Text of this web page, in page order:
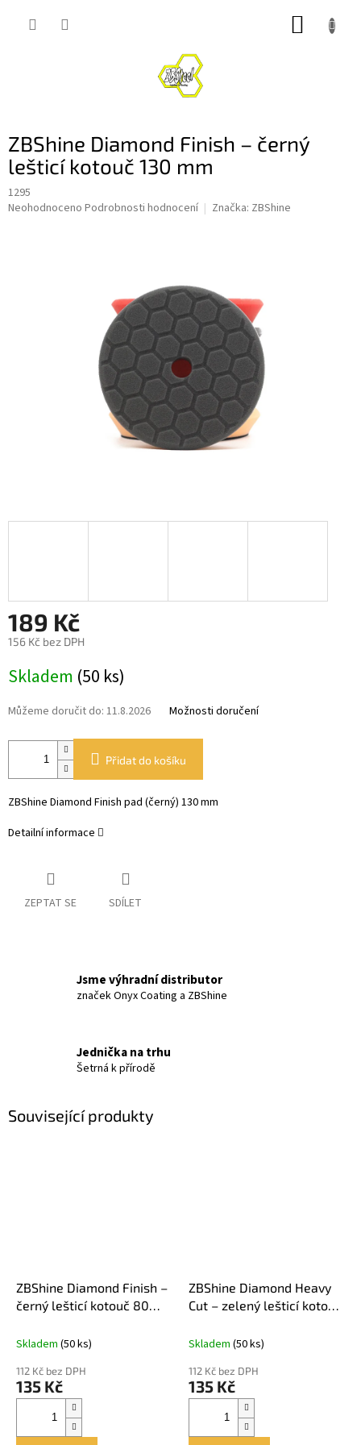
ZBShine Diamond Finish – černý
lešticí kotouč 130 mm
1295
Průměrné
Neohodnoceno Podrobnosti hodnocení Značka: ZBShine
189 Kč
156 Kč bez DPH
cena:
Skladem (50 ks)
Můžeme doručit do: 11.8.2026 Možnosti doručení
Přidat do košíku
ZBShine Diamond Finish pad (černý) 130 mm
Detailní informace
ZEPTAT SE SDÍLET
Jsme výhradní distributor
značek Onyx Coating a ZBShine
Jednička na trhu
Šetrná k přírodě
Související produkty
ZBShine Diamond Finish –
černý lešticí kotouč 80
Skladem (50 ks)
112 Kč bez DPH
135 Kč
ZBShine Diamond Heavy
Cut – zelený lešticí kotouč
Skladem (50 ks)
112 Kč bez DPH
135 Kč